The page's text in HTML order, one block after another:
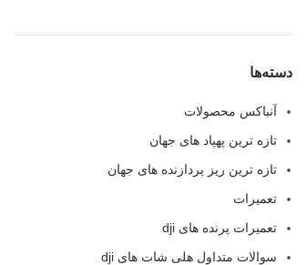
دسته‌ها
آنباکس محصولات
تازه ترین پهپاد های جهان
تازه ترین ریز پردازنده های جهان
تعمیرات
تعمیرات پرنده های dji
سوالات متداول هلی شات های dji